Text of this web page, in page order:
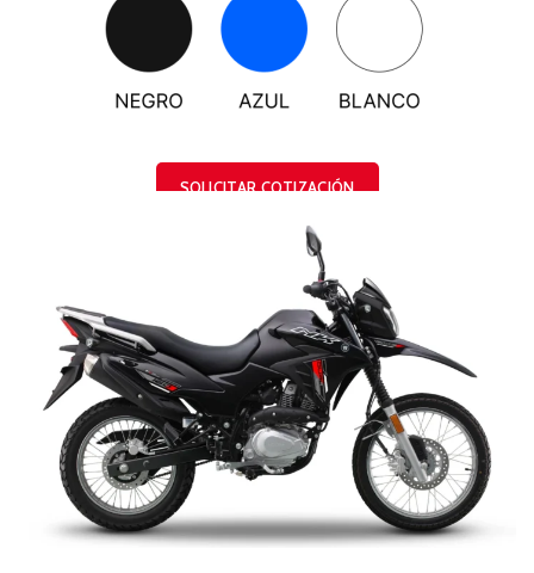
SOLICITAR COTIZACIÓN
FINANCIA ESTA MOTO